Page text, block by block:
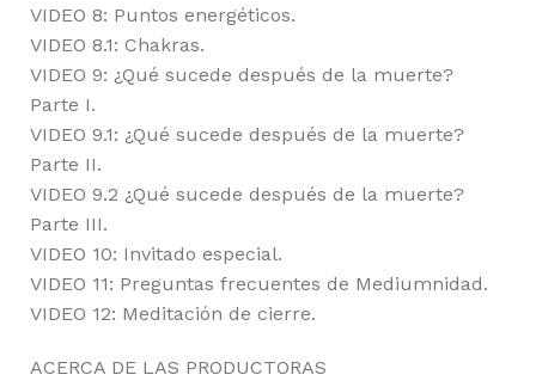
VIDEO 8: Puntos energéticos.
VIDEO 8.1: Chakras.
VIDEO 9: ¿Qué sucede después de la muerte?
Parte I.
VIDEO 9.1: ¿Qué sucede después de la muerte?
Parte II.
VIDEO 9.2 ¿Qué sucede después de la muerte?
Parte III.
VIDEO 10: Invitado especial.
VIDEO 11: Preguntas frecuentes de Mediumnidad.
VIDEO 12: Meditación de cierre.
ACERCA DE LAS PRODUCTORAS